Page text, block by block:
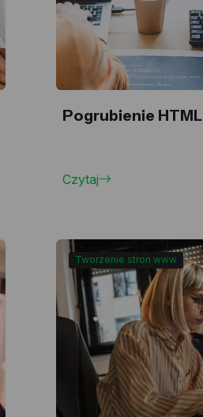
Pogrubienie HTML
Czytaj
Tworzenie stron www